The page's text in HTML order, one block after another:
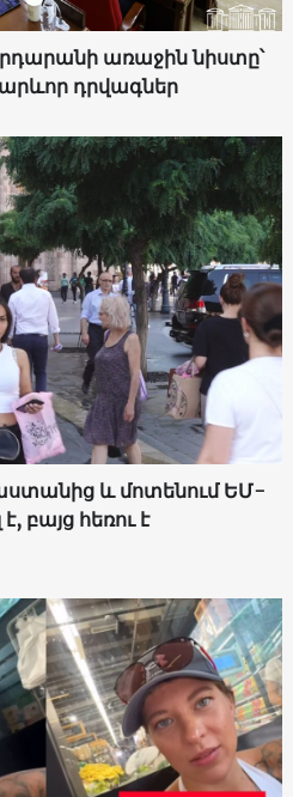
առաջին նիստը՝
դրվագներ
և մոտենում ԵՄ-
բայց հեռու է